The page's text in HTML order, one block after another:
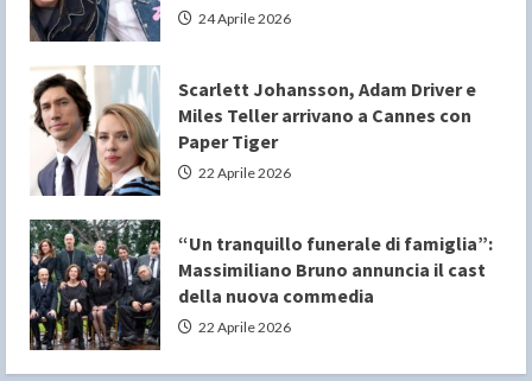
24 Aprile 2026
Scarlett Johansson, Adam Driver e
Miles Teller arrivano a Cannes con
Paper Tiger
22 Aprile 2026
“Un tranquillo funerale di famiglia”:
Massimiliano Bruno annuncia il cast
della nuova commedia
22 Aprile 2026